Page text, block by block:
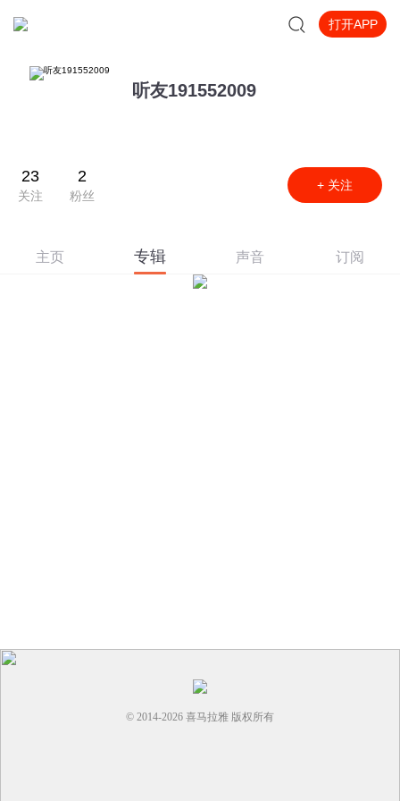
打开APP
听友191552009
23
关注
2
粉丝
+ 关注
主页 专辑 声音 订阅
© 2014-2026 喜马拉雅 版权所有